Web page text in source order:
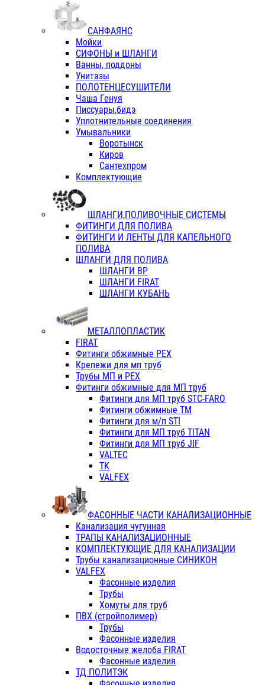
САНФАЯНС
Мойки
СИФОНЫ и ШЛАНГИ
Ванны, поддоны
Унитазы
ПОЛОТЕНЦЕСУШИТЕЛИ
Чаша Генуя
Писсуары,бидэ
Уплотнительные соединения
Умывальники
Воротынск
Киров
Сантехпром
Комплектующие
ШЛАНГИ,ПОЛИВОЧНЫЕ СИСТЕМЫ
ФИТИНГИ ДЛЯ ПОЛИВА
ФИТИНГИ И ЛЕНТЫ ДЛЯ КАПЕЛЬНОГО
ПОЛИВА
ШЛАНГИ ДЛЯ ПОЛИВА
ШЛАНГИ ВР
ШЛАНГИ FIRAT
ШЛАНГИ КУБАНЬ
МЕТАЛЛОПЛАСТИК
FIRAT
Фитинги обжимные PEX
Крепежи для мп труб
Трубы МП и PEX
Фитинги обжимные для МП труб
Фитинги для МП труб STC-FARO
Фитинги обжимные ТМ
Фитинги для м/п STI
Фитинги для МП труб TITAN
Фитинги для МП труб JIF
VALTEC
TK
VALFEX
ФАСОННЫЕ ЧАСТИ КАНАЛИЗАЦИОННЫЕ
Канализация чугунная
ТРАПЫ КАНАЛИЗАЦИОННЫЕ
КОМПЛЕКТУЮЩИЕ ДЛЯ КАНАЛИЗАЦИИ
Трубы канализационные СИНИКОН
VALFEX
Фасонные изделия
Трубы
Хомуты для труб
ПВХ (стройполимер)
Трубы
Фасонные изделия
Водосточные желоба FIRAT
Фасонные изделия
ТД ПОЛИТЭК